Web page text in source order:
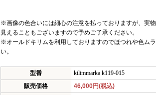
※画像の色合いには細心の注意を払っておりますが、実
見えることもございますので予めご了承ください。
※オールドキリムを利用しておりますのでほつれや色ム
い。
型番
kilimmarka k119-015
販売価格
46,000円(税込)